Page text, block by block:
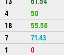
4 50
18 55.56
7 71.43
1 0